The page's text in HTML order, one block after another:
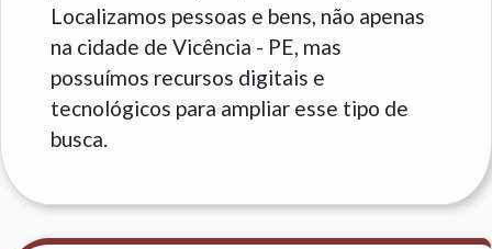
Localizamos pessoas e bens, não apenas
na cidade de Vicência - PE, mas
possuímos recursos digitais e
tecnológicos para ampliar esse tipo de
busca.